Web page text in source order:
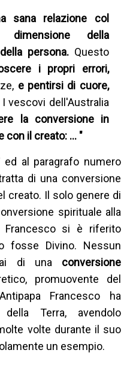
sana relazione col
della
persona.Questo
i propri errori,
e pentirsi di cuore,
I vescovi dell'Australia
la conversione in
con il creato: … "
al paragrafo numero
di una conversione
creato. Il solo genere di
spirituale alla
Francesco si è riferito
fosse Divino. Nessun
di una conversione
promuovente del
Francesco ha
Terra, avendolo
volte durante il suo
un esempio.